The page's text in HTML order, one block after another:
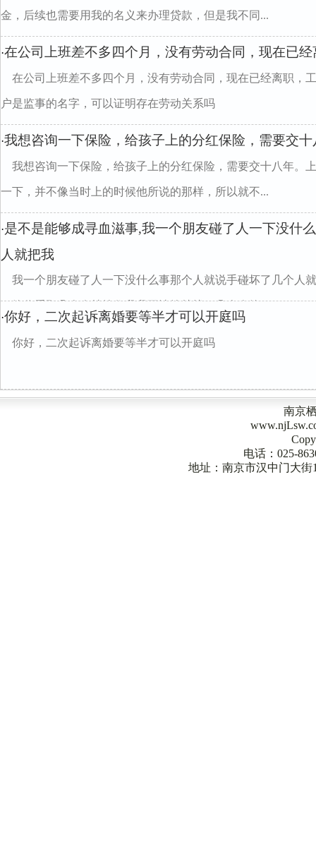
金，后续也需要用我的名义来办理贷款，但是我不同...
·在公司上班差不多四个月，没有劳动合同，现在已
在公司上班差不多四个月，没有劳动合同，现在已经离职，
户是监事的名字，可以证明存在劳动关系吗
·我想咨询一下保险，给孩子上的分红保险，需要交
我想咨询一下保险，给孩子上的分红保险，需要交十八年。
一下，并不像当时上的时候他所说的那样，所以就不...
·是不是能够成寻血滋事,我一个朋友碰了人一下没什
人就把我
我一个朋友碰了人一下没什么事那个人就说手碰坏了几个人
了给你看那几个人就按住我我不让按就找了几个人给...
·你好，二次起诉离婚要等半才可以开庭吗
你好，二次起诉离婚要等半才可以开庭吗
南京
电话：025-
地址：南京市汉中门大